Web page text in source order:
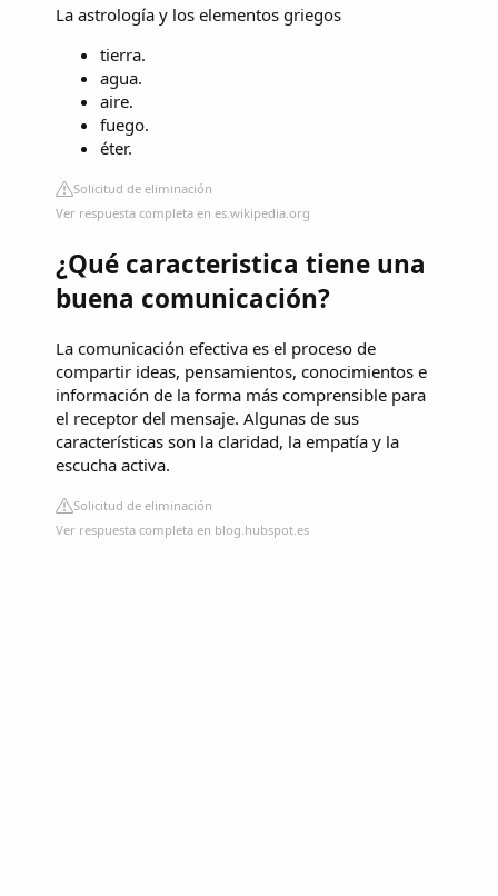
La astrología y los elementos griegos
tierra.
agua.
aire.
fuego.
éter.
Solicitud de eliminación
Ver respuesta completa en es.wikipedia.org
¿Qué caracteristica tiene una
buena comunicación?
La comunicación efectiva es el proceso de
compartir ideas, pensamientos, conocimientos e
información de la forma más comprensible para
el receptor del mensaje. Algunas de sus
características son la claridad, la empatía y la
escucha activa.
Solicitud de eliminación
Ver respuesta completa en blog.hubspot.es